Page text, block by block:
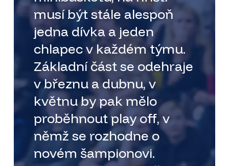
musí být stále alespoň
jedna dívka a jeden
chlapec v každém týmu.
Základní část se odehraje
v březnu a dubnu, v
květnu by pak mělo
proběhnout play off, v
němž se rozhodne o
novém šampionovi.